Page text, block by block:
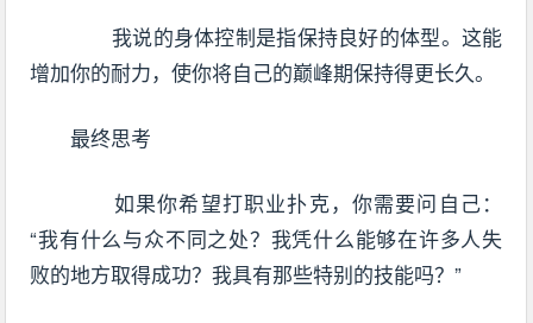
我说的身体控制是指保持良好的体型。这能
增加你的耐力，使你将自己的巅峰期保持得更长久。
最终思考
如果你希望打职业扑克，你需要问自己：
“我有什么与众不同之处？我凭什么能够在许多人失
败的地方取得成功？我具有那些特别的技能吗？”